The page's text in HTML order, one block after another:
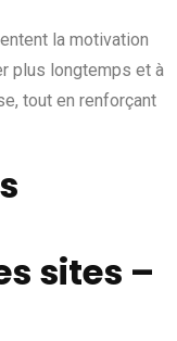
la motivation
plus longtemps et à
tout en renforçant
sites –